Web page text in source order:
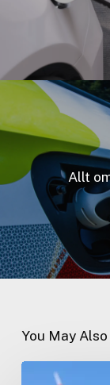
Allt
You May
Framtidssäkring